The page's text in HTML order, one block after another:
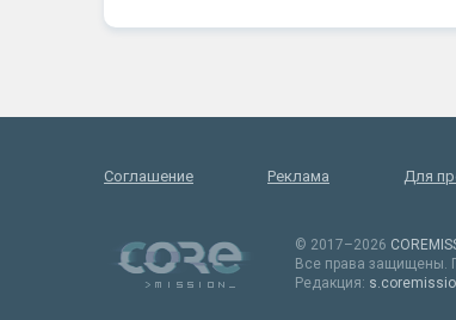
Соглашение Реклама Для
© 2017–2026
Все права защищены.
Редакция: